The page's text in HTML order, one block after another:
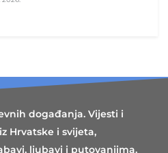
događanja. Vijesti i
Hrvatske i svijeta,
ljubavi i putovanjima.